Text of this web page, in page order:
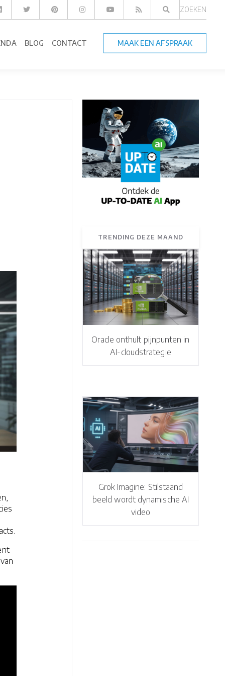
ZOEKEN
BLOG CONTACT MAAK EEN AFSPRAAK
TRENDING DEZE MAAND
Oracle onthult pijnpunten in
AI-cloudstrategie
Grok Imagine: Stilstaand
beeld wordt dynamische AI
video